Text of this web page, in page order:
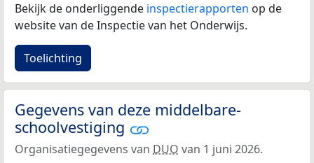
Bekijk de onderliggende inspectierapporten op de
website van de Inspectie van het Onderwijs.
Toelichting
Gegevens van deze middelbare-
schoolvestiging
Organisatiegegevens van DUO van 1 juni 2026.